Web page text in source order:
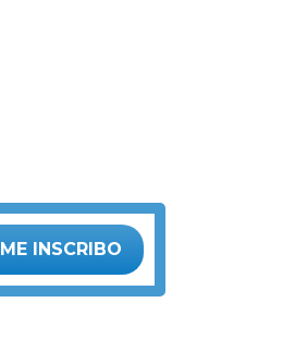
ME INSCRIBO